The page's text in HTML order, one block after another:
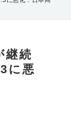
継続
に悪